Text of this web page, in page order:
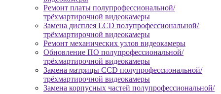
Ремонт платы полупрофессиональной/
трёхмартирочной видеокамеры
Замена дисплея LCD полупрофессиональной/
трёхмартирочной видеокамеры
Ремонт механических узлов видеокамеры
Обновление ПО полупрофессиональной/
трёхмартирочной видеокамеры
Замена матрицы CCD полупрофессиональной/
трёхмартирочной видеокамеры
Замена корпусных частей полупрофессиональной/